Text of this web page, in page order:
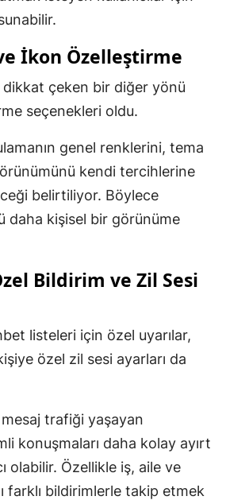
İkon Özelleştirme
dikkat çeken bir diğer yönü
seçenekleri oldu.
genel renklerini, tema
kendi tercihlerine
belirtiliyor. Böylece
daha kişisel bir görünüme
Bildirim ve Zil Sesi
listeleri için özel uyarılar,
özel zil sesi ayarları da
trafiği yaşayan
konuşmaları daha kolay ayırt
olabilir. Özellikle iş, aile ve
farklı bildirimlerle takip etmek